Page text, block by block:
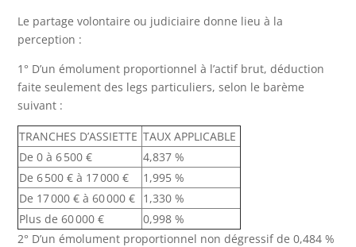
Le partage volontaire ou judiciaire donne lieu à la
perception :
1° D’un émolument proportionnel à l’actif brut, déduction
faite seulement des legs particuliers, selon le barème
suivant :
TRANCHES D’ASSIETTE TAUX APPLICABLE
De 0 à 6 500 €
4,837 %
De 6 500 € à 17 000 €
1,995 %
De 17 000 € à 60 000 € 1,330 %
Plus de 60 000 €
0,998 %
2° D’un émolument proportionnel non dégressif de 0,484 %